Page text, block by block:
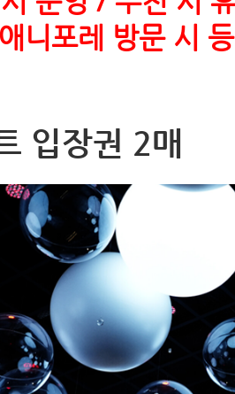
포레 방문 시 등
입장권 2매